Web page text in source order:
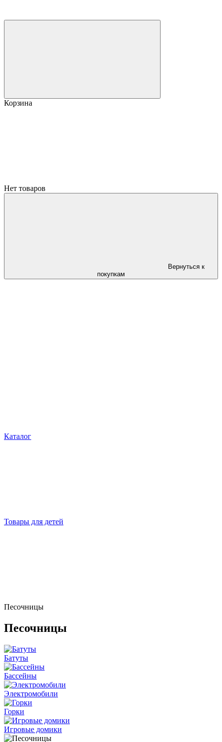
Корзина
Нет товаров
Вернуться к
покупкам
Каталог
Товары для детей
Песочницы
Песочницы
Батуты
Бассейны
Электромобили
Горки
Игровые домики